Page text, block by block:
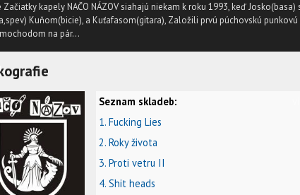
Začiatky kapely NAČO NÁZOV siahajú niekam k roku 1993, keď
Kuňom(bicie), a Kuťafasom(gitara), Založili prvú púchovskú punkovú
na pár...
Seznam skladeb:
1. Fucking Lies
2. Roky života
3. Proti vetru II
4. Shit heads